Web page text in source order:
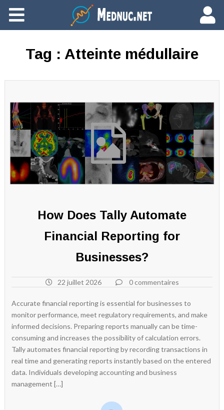
Ajouter du contenu
Tag : Atteinte médullaire
How Does Tally Automate
Financial Reporting for
Businesses?
22 juillet 2026 0 commentaires
Accurate financial reporting is essential for businesses to
monitor performance, meet regulatory requirements, and make
informed decisions. Preparing reports manually can be time-
consuming and increases the possibility of calculation errors.
Tally automates financial reporting by recording transactions in
real time and generating reports instantly based on the entered
data. Individuals developing accounting and business
management […]